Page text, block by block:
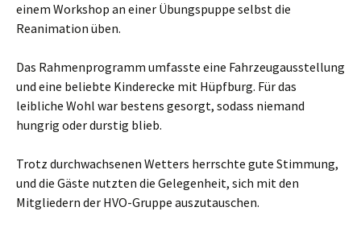
einem Workshop an einer Übungspuppe selbst die
Reanimation üben.
Das Rahmenprogramm umfasste eine Fahrzeugausstellung
und eine beliebte Kinderecke mit Hüpfburg. Für das
leibliche Wohl war bestens gesorgt, sodass niemand
hungrig oder durstig blieb.
Trotz durchwachsenen Wetters herrschte gute Stimmung,
und die Gäste nutzten die Gelegenheit, sich mit den
Mitgliedern der HVO-Gruppe auszutauschen.